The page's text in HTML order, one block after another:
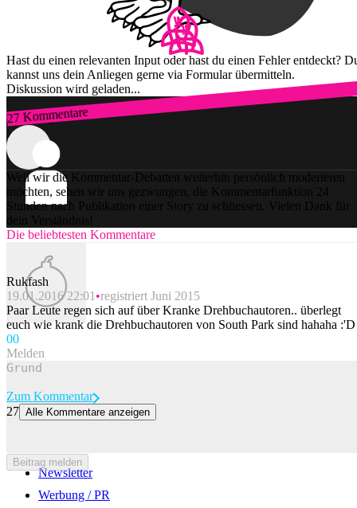
Hast du einen relevanten Input oder hast du einen Fehler entdeckt?
kannst uns dein Anliegen gerne via Formular übermitteln.
Diskussion wird geladen...
27 Kommentare
Zum Login
Weil wir die Kommentar-Debatten weiterhin persönlich moderieren
möchten, sehen wir uns gezwungen, die Kommentarfunktion 24
Stunden nach Publikation einer Story zu schliessen. Vielen Dank für
dein Verständnis!
Die beliebtesten Kommentare
Rukfash
19.01.2016 22:01 registriert Juni 2015
Paar Leute regen sich auf über Kranke Drehbuchautoren.. überlegt
euch wie krank die Drehbuchautoren von South Park sind hahaha :'D
00
Melden
Beitrag melden
Zum Kommentar
27 Alle Kommentare anzeigen
Newsletter
Werbung / PR